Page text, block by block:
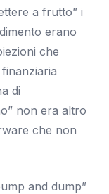
a frutto” i
erano
che
di
non era altro
che non
and dump”